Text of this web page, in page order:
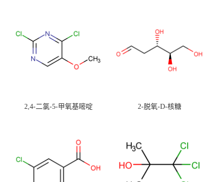
2,4-二氯-5-甲氧基嘧啶 2-脱氧-D-核糖